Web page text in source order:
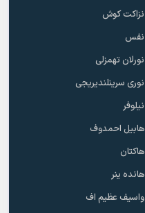
نزاکت کوش
نفس
نورلان تهمزلی
نوری سرینلندیریجی
نیلوفر
هابیل احمدوف
هاکتان
هانده ینر
واسیف عظیم اف